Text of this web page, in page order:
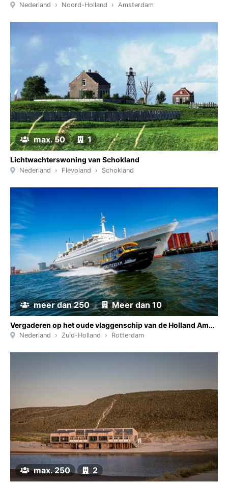
Nederland Noord-Holland Amsterdam
max. 50 1
Lichtwachterswoning van Schokland
Nederland Flevoland Schokland
meer dan 250 Meer dan 10
Vergaderen op het oude vlaggenschip van de Holland Amerika Lijn in Rotterdam
Nederland Zuid-Holland Rotterdam
max. 250 2